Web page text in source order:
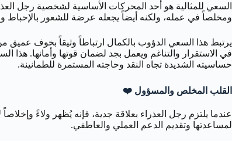
السعي للمثالية هو أحد المحركات الأساسية لشخصية رجل
ومخلصاً في عمله، ولكنه أيضاً يجعله عرضة للشعور بالإحباط
يرتبط هذا السعي الدؤوب بالكمال ارتباطاً وثيقاً بخوف عميق
في الاستقرار والتناغم ويعمل بجد لضمان قوتها وأمانها. هذا
حساسيته الشديدة تجاه النقد وحاجته المستمرة للطمانينة.
القلب المخلص والمسؤول ❤️
عندما يلتزم رجل العذراء بعلاقة جدية، فإنه يُظهر ولاءً
لمساعدتها وتقديم الدعم العملي والعاطفي.